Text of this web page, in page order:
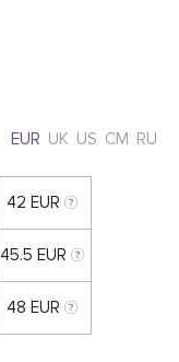
EUR UK US CM RU
42 EUR
45.5 EUR
48 EUR